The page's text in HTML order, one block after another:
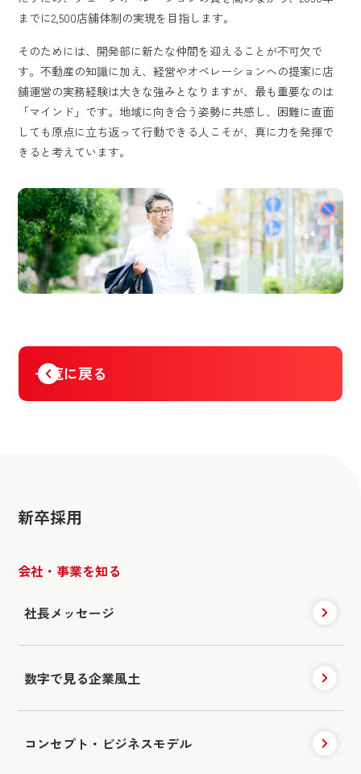
までに2,500店舗体制の実現を目指します。
そのためには、開発部に新たな仲間を迎えることが不可欠で
す。不動産の知識に加え、経営やオペレーションへの提案に店
舗運営の実務経験は大きな強みとなりますが、最も重要なのは
「マインド」です。地域に向き合う姿勢に共感し、困難に直面
しても原点に立ち返って行動できる人こそが、真に力を発揮で
きると考えています。
一覧に戻る
新卒採用
会社・事業を知る
社長メッセージ
数字で見る企業風土
コンセプト・ビジネスモデル